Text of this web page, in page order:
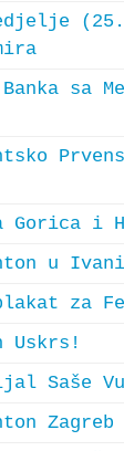
sa
Gorica i
u
za
Uskrs!
Saše